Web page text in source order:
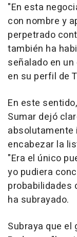
"En esta
con nombre y
perpetrado
también ha
señalado en
en su perfil de
En este
Sumar dejó
absolutamente
encabezar la
"Era el único
yo pudiera
probabilidades
ha subrayado.
Subraya que el